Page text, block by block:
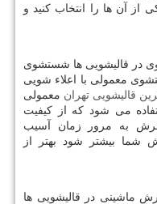
از آن ها را انتخاب کنید و
در قالیشویی ها شستشوی
معمولی با اعلاء شویی
قالیشویی تهران معمولی
2 مثال تاید استفاده می شود که از کیفیت
فرش به مرور زمان آسیب
شما بیشتر شود بهتر از
ماشینی در قالیشویی ها